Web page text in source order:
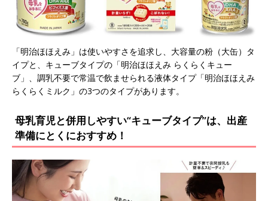
「明治ほほえみ」は使いやすさを追求し、大容量の粉（大缶）タ
イプと、キューブタイプの「明治ほほえみ らくらくキュー
ブ」、調乳不要で常温で飲ませられる液体タイプ「明治ほほえみ
らくらくミルク」の3つのタイプがあります。
母乳育児と併用しやすい“キューブタイプ”は、出産
準備にとくにおすすめ！